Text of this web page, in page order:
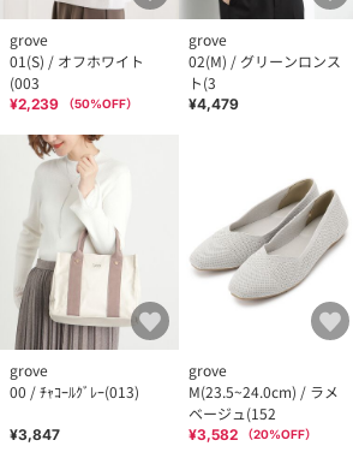
grove
01(S) / オフホワイト
(003
¥2,239 （50%OFF）
grove
02(M) / グリーンロンス
ト(3
¥4,479
grove
00 / ﾁｬｺｰﾙｸﾞﾚｰ(013)
¥3,847
grove
M(23.5~24.0cm) / ラメ
ベージュ(152
¥3,582 （20%OFF）